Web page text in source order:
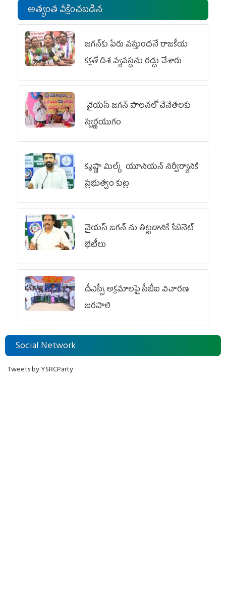
అత్యంత వీక్షించబడిన
జగన్‌కు పేరు వస్తుందనే రాజకీయ
కక్షతో దిశ వ్య‌వ‌స్థ‌ను రద్దు చేశారు
వైయ‌స్ జగన్ పాలనలో చేనేతలకు
స్వర్ణయుగం
కృష్ణా మిల్క్‌ యూనియన్‌ నిర్వీర్యానికి
ప్రభుత్వం కుట్ర
వైయ‌స్ జగన్‌ ను తిట్టడానికే కేబినెట్‌
భేటీలు
డీఎస్సీ అక్రమాలపై సీబీఐ విచారణ
జరపాలి
Social Network
Tweets by YSRCParty